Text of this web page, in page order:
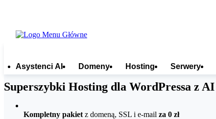
Asystenci AI Domeny Hosting Serwery
Superszybki Hosting dla WordPressa z AI
Kompletny pakiet z domeną, SSL i e-mail za 0 zł